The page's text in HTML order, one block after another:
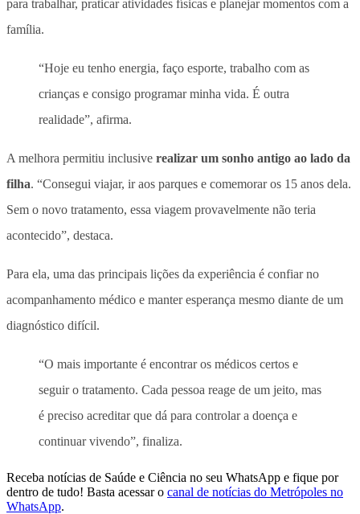
para trabalhar, praticar atividades físicas e planejar momentos com a
família.
“Hoje eu tenho energia, faço esporte, trabalho com as
crianças e consigo programar minha vida. É outra
realidade”, afirma.
A melhora permitiu inclusive realizar um sonho antigo ao lado da
filha. “Consegui viajar, ir aos parques e comemorar os 15 anos dela.
Sem o novo tratamento, essa viagem provavelmente não teria
acontecido”, destaca.
Para ela, uma das principais lições da experiência é confiar no
acompanhamento médico e manter esperança mesmo diante de um
diagnóstico difícil.
“O mais importante é encontrar os médicos certos e
seguir o tratamento. Cada pessoa reage de um jeito, mas
é preciso acreditar que dá para controlar a doença e
continuar vivendo”, finaliza.
Receba notícias de Saúde e Ciência no seu WhatsApp e fique por
dentro de tudo! Basta acessar o canal de notícias do Metrópoles no
WhatsApp.